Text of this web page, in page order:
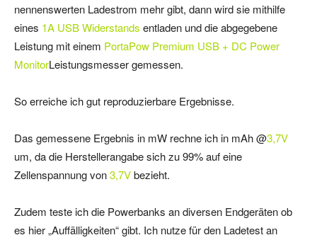
nennenswerten Ladestrom mehr gibt, dann wird sie mithilfe
eines 1A USB Widerstands entladen und die abgegebene
Leistung mit einem PortaPow Premium USB + DC Power
MonitorLeistungsmesser gemessen.
So erreiche ich gut reproduzierbare Ergebnisse.
Das gemessene Ergebnis in mW rechne ich in mAh @3,7V
um, da die Herstellerangabe sich zu 99% auf eine
Zellenspannung von3,7Vbezieht.
Zudem teste ich die Powerbanks an diversen Endgeräten ob
es hier „Auffälligkeiten“ gibt. Ich nutze für den Ladetest an